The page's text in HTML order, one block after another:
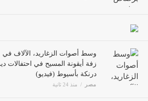
وسط أصوات الزغاريد، الآلاف في
زفة أيقونة المسيح في احتفالات دير
درنكة بأسيوط (فيديو)
مصر منذ 24 ثانية